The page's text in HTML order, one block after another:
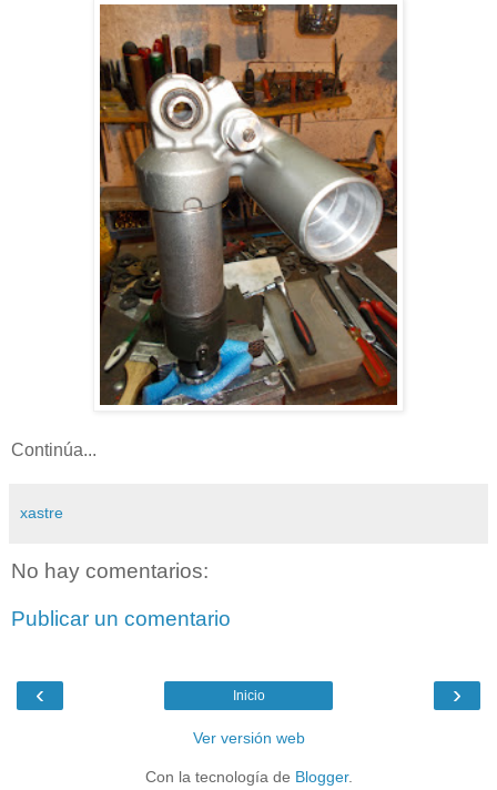
Continúa...
xastre
No hay comentarios:
Publicar un comentario
‹ ›
Inicio
Ver versión web
Con la tecnología de Blogger.